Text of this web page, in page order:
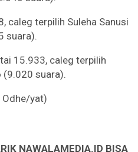
caleg terpilih Suleha Sanusi
suara).
15.933, caleg terpilih
(9.020 suara).
Odhe/yat)
NAWALAMEDIA.ID BISA